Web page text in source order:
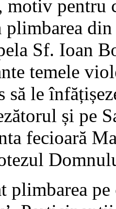
motiv
plimbarea
Sf. Ioan
temele
să le
și pe
fecioară
plimbarea